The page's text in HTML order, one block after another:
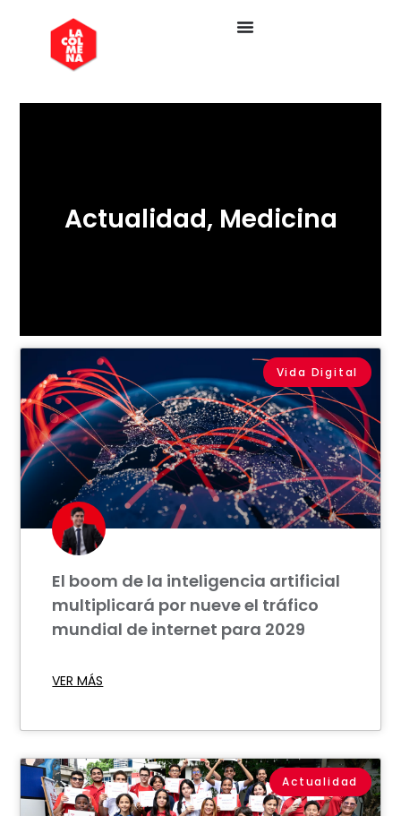
Actualidad, Medicina
Vida Digital
El boom de la inteligencia artificial
multiplicará por nueve el tráfico
mundial de internet para 2029
VER MÁS
Actualidad